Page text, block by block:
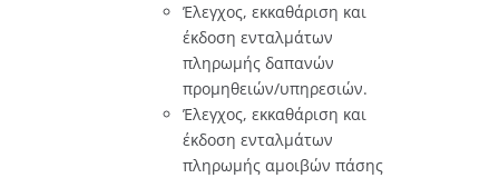
Έλεγχος, εκκαθάριση και
έκδοση ενταλμάτων
πληρωμής δαπανών
προμηθειών/υπηρεσιών.
Έλεγχος, εκκαθάριση και
έκδοση ενταλμάτων
πληρωμής αμοιβών πάσης